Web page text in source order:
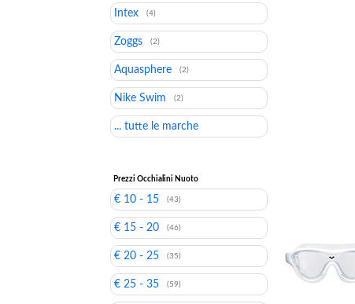
Intex (4)
Zoggs (2)
Aquasphere (2)
Nike Swim (2)
... tutte le marche
Prezzi Occhialini Nuoto
€ 10 - 15 (43)
€ 15 - 20 (46)
€ 20 - 25 (35)
€ 25 - 35 (59)